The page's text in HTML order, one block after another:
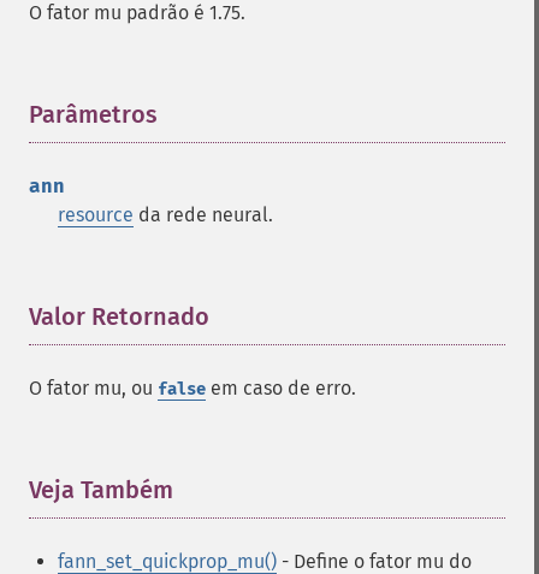
O fator mu padrão é 1.75.
Parâmetros
ann
resource da rede neural.
Valor Retornado
O fator mu, ou false em caso de erro.
Veja Também
fann_set_quickprop_mu() - Define o fator mu do